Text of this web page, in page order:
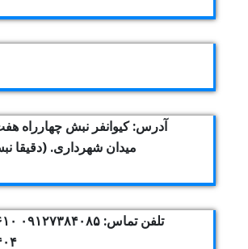
آدرس: کیوانفر نبش چهارراه
میدان شهرداری. (دقیقا
تلفن